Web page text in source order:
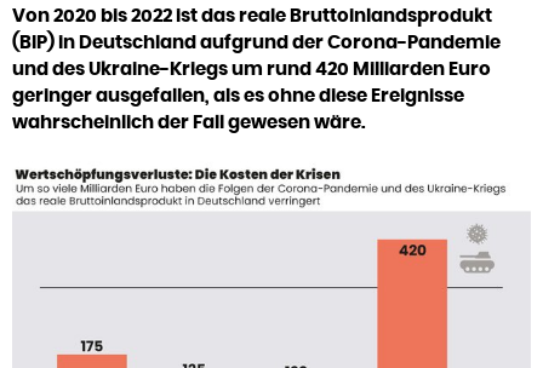
Von 2020 bis 2022 ist das reale Bruttoinlandsprodukt
(BIP) in Deutschland aufgrund der Corona-Pandemie
und des Ukraine-Kriegs um rund 420 Milliarden Euro
geringer ausgefallen, als es ohne diese Ereignisse
wahrscheinlich der Fall gewesen wäre.